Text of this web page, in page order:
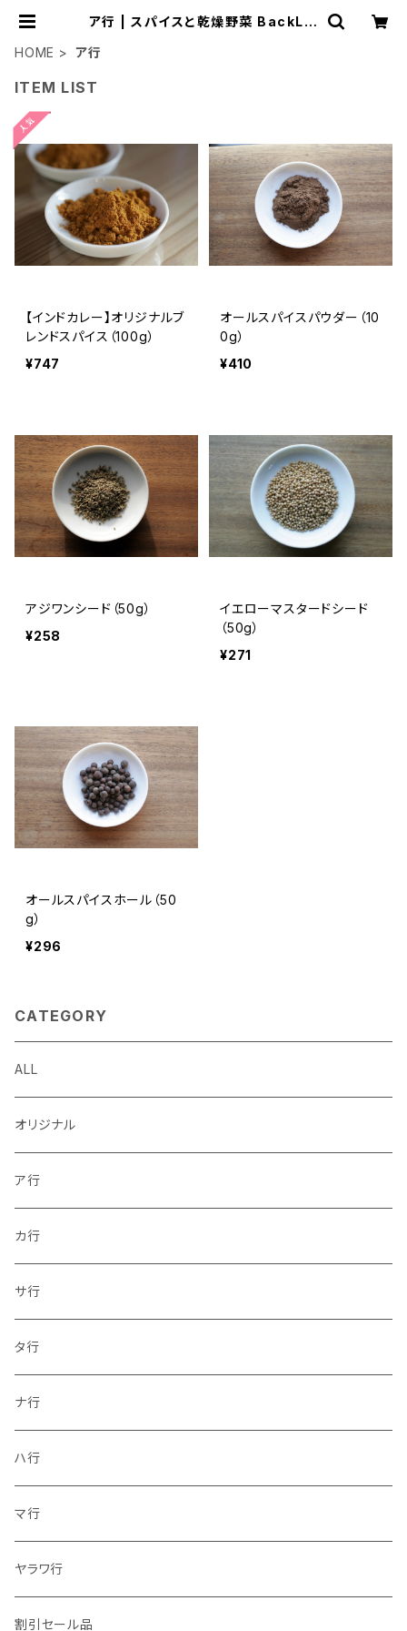
ア行 | スパイスと乾燥野菜 BackLa.
HOME
ア行
ITEM LIST
【インドカレー】オリジナルブ
レンドスパイス（100g）
¥747
オールスパイスパウダー（10
0g）
¥410
アジワンシード（50g）
¥258
イエローマスタードシード
（50g）
¥271
オールスパイスホール（50
g）
¥296
CATEGORY
ALL
オリジナル
ア行
カ行
サ行
タ行
ナ行
ハ行
マ行
ヤラワ行
割引セール品